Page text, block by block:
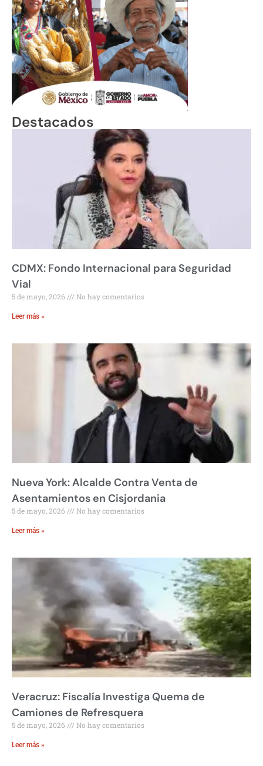
Destacados
CDMX: Fondo Internacional para Seguridad
Vial
5 de mayo, 2026 No hay comentarios
Leer más »
Nueva York: Alcalde Contra Venta de
Asentamientos en Cisjordania
5 de mayo, 2026 No hay comentarios
Leer más »
Veracruz: Fiscalía Investiga Quema de
Camiones de Refresquera
5 de mayo, 2026 No hay comentarios
Leer más »